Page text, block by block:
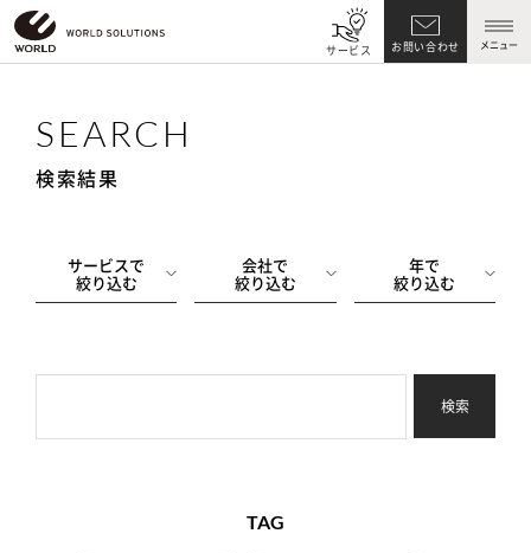
サービス お問い合わせ メニュー
SEARCH
検索結果
サービスで
絞り込む
会社で
絞り込む
年で
絞り込む
検索
TAG